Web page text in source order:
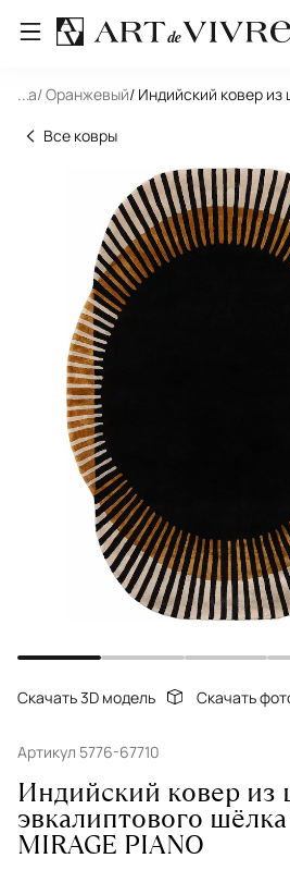
... / Оранжевый/ Индийский ковер из
Все ковры
Скачать 3D модель Скачать
Артикул 5776-67710
Индийский ковер из
эвкалиптового
MIRAGE PIANO